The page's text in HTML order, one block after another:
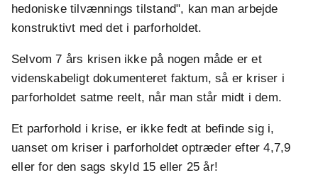
hedoniske tilvænnings tilstand", kan man arbejde
konstruktivt med det i parforholdet.
Selvom 7 års krisen ikke på nogen måde er et
videnskabeligt dokumenteret faktum, så er kriser i
parforholdet satme reelt, når man står midt i dem.
Et parforhold i krise, er ikke fedt at befinde sig i,
uanset om kriser i parforholdet optræder efter 4,7,9
eller for den sags skyld 15 eller 25 år!